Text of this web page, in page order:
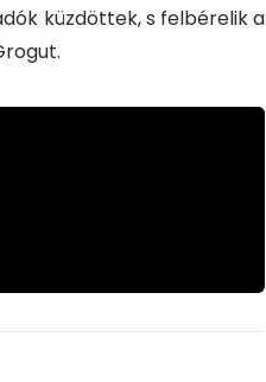
küzdöttek, s felbérelik a